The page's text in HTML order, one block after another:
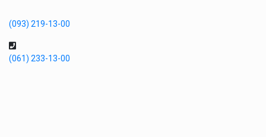
(093) 219-13-00
(061) 233-13-00